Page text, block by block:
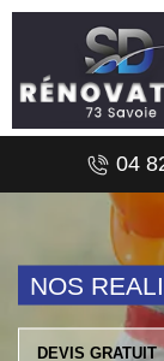
04
NOS
DEVIS GRATUIT